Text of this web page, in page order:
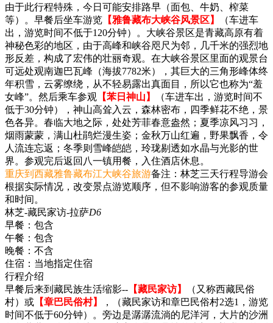
由于此行程特殊，今日可能安排路早（面包、牛奶、榨菜
等）。早餐后坐车游览 【雅鲁藏布大峡谷风景区】
（车进车
出，游览时间不低于120分钟）。大峡谷景区是青藏高原有着
神秘色彩的地区，由于高峰和峡谷咫尺为邻，几千米的强烈地
形反差，构成了宏伟的壮丽奇观。在大峡谷景区里面的观景台
可远处观南迦巴瓦峰（海拔7782米），其巨大的三角形峰体终
年积雪，云雾缭绕，从不轻易露出真面目，所以它也称为“羞
女峰”。然后乘车参观 【苯日神山】
（车进车出，游览时间不
低于30分钟），神山高耸入云，森林密布，四季鲜花不绝，景
色各异。春临大地之际，处处芳菲春意盎然；夏季凉风习习，
烟雨蒙蒙，满山杜鹃烂漫生姿；金秋万山红遍，野果飘香，令
人流连忘返；冬季则雪峰皑皑，玲珑剔透如水晶与光影的世
界。参观完后返回八一镇用餐，入住酒店休息。
重庆到西藏雅鲁藏布江大峡谷旅游备注：林芝三天行程导游会
根据实际情况，改变景点游览顺序，但不影响游客的参观质量
和时间。
林芝-藏民家访-拉萨D6
早餐： 包含
午餐： 包含
晚餐： 不含
住宿： 当地指定住宿
行程介绍
早餐后来到藏民族生活缩影-- 【藏民家访】
（又称西藏民俗
村）或 【章巴民俗村】
，（藏民家访和章巴民俗村2选1，游览
时间不低于60分钟）。旁边是潺潺流淌的尼洋河，大片的沙洲